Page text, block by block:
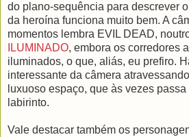
do plano-sequência para descrever
da heroína funciona muito bem. A
momentos lembra EVIL DEAD,
ILUMINADO, embora os corredores
iluminados, o que, aliás, eu prefiro.
interessante da câmera
luxuoso espaço, que às vezes
labirinto.
Vale destacar também os